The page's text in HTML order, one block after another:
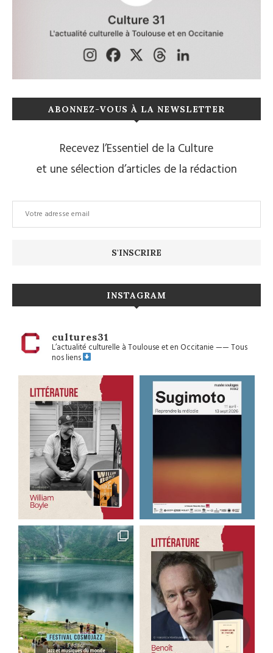
ABONNEZ-VOUS À LA NEWSLETTER
Recevez l’Essentiel de la Culture
et une sélection d’articles de la rédaction
INSTAGRAM
cultures31
L’actualité culturelle à Toulouse et en Occitanie——Tous
nos liens